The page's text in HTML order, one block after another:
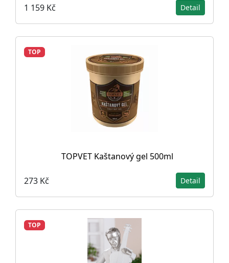
1 159 Kč Detail
TOP
TOPVET Kaštanový gel 500ml
273 Kč Detail
TOP